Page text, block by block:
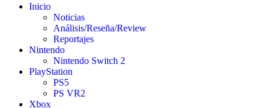
Inicio
Noticias
Análisis/Reseña/Review
Reportajes
Nintendo
Nintendo Switch 2
PlayStation
PS5
PS VR2
Xbox